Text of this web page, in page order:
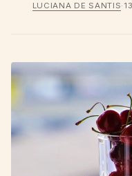
LUCIANA DE SANTIS·